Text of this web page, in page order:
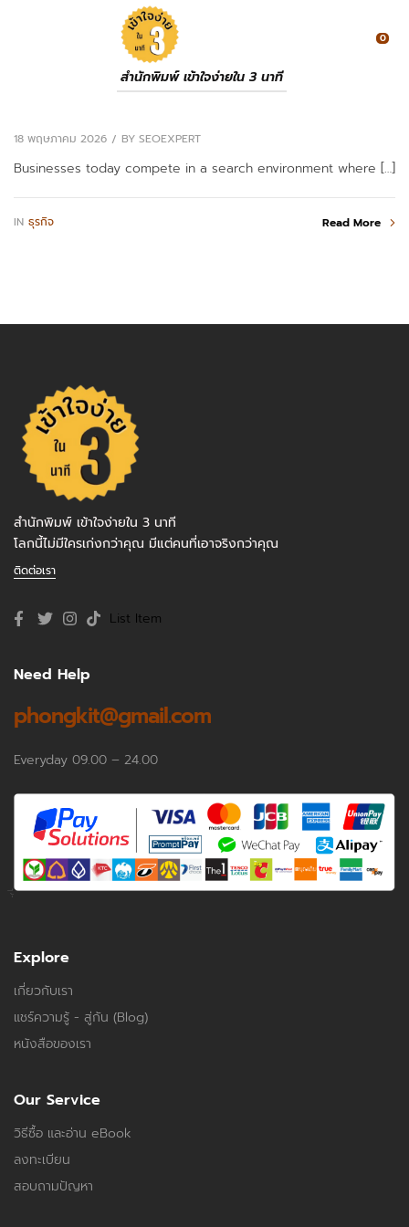
สำนักพิมพ์ เข้าใจง่ายใน 3 นาที
0
18 พฤษภาคม 2026 BY SEOEXPERT
Businesses today compete in a search environment where […]
IN ธุรกิจ Read More
สำนักพิมพ์ เข้าใจง่ายใน 3 นาที
โลกนี้ไม่มีใครเก่งกว่าคุณ มีแต่คนที่เอาจริงกว่าคุณ
ติดต่อเรา
List Item
Need Help
phongkit@gmail.com
Everyday 09.00 – 24.00
Explore
เกี่ยวกับเรา
แชร์ความรู้ - สู่กัน (Blog)
หนังสือของเรา
Our Service
วิธีซื้อ และอ่าน eBook
ลงทะเบียน
สอบถามปัญหา